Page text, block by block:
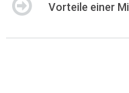
Vorteile einer